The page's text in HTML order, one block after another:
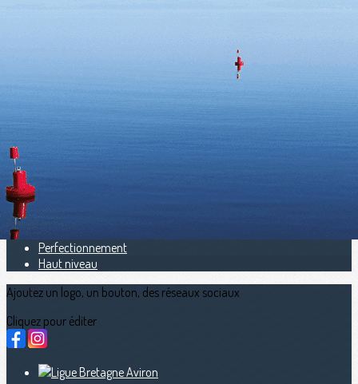
Exporter uniquement les colonnes affichées
Open Aviron Indoor Bretagne
calendriers sportifs
Offre jeunes
Perfectionnement
Haut niveau
Ajoutez un logo, un bouton, des réseaux sociaux
Cliquez pour éditer